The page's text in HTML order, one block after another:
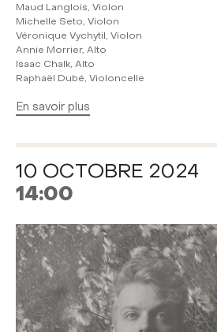
Maud Langlois, Violon
Michelle Seto, Violon
Véronique Vychytil, Violon
Annie Morrier, Alto
Isaac Chalk, Alto
Raphaël Dubé, Violoncelle
En savoir plus
10 OCTOBRE 2024
14:00